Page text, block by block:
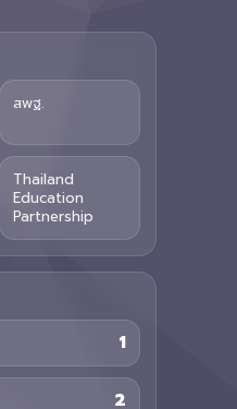
สพฐ.
Thailand
Education
Partnership
1
2